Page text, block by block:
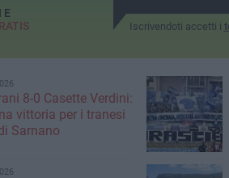
Iscrivendoti accetti i
E
8-0 Casette Verdini:
vittoria per i tranesi
Sarnano